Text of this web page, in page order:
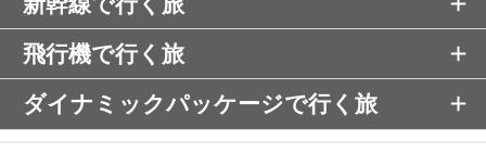
飛行機で行く旅
ダイナミックパッケージで行く旅